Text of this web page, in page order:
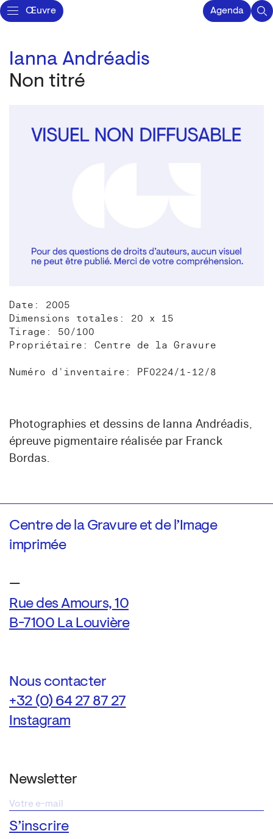
Œuvre Agenda
Ianna Andréadis
Non titré
Date: 2005
Dimensions totales: 20 x 15
Tirage: 50/100
Propriétaire: Centre de la Gravure
Numéro d'inventaire: PF0224/1-12/8
Photographies et dessins de Ianna Andréadis,
épreuve pigmentaire réalisée par Franck
Bordas.
Centre de la Gravure et de l’Image
imprimée
—
Rue des Amours, 10
B-7100 La Louvière
Nous contacter
+32 (0) 64 27 87 27
Instagram
Newsletter